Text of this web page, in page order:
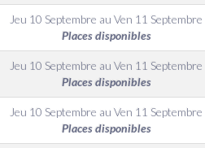
Jeu 10 Septembre au Ven 11 Septembre
Places disponibles
Jeu 10 Septembre au Ven 11 Septembre
Places disponibles
Jeu 10 Septembre au Ven 11 Septembre
Places disponibles